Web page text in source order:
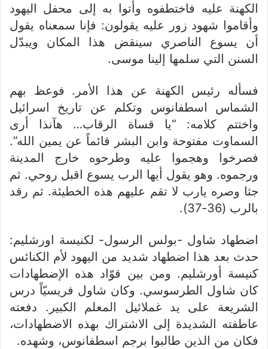
الكهنة عليه فاختطفوه وأتوا به إلى محفل اليهود
وأقاموا شهود زور عليه يقولون: فإنا سمعناه يقول
أن يسوع الناصري سينقض هذا المكان ويبدّل
السنن التي سلمها إلينا موسى.
فسأله رئيس الكهنة عن هذا الأمر. فوعظ بهم
الشماس اسطفانوس وتكلم عن تاريخ اسرائيل
واختتم كلامه: “يا قساة الرقاب… هآنذا أرى
السماوت مفتوحة وابن البشر قائماً عن يمين الله”.
فصرخوا وهجموا عليه وطرحوه خارج المدينة
ورجموه. وهو يقول أيها الرب يسوع اقبل روحي. ثم
جثا وصره يارب لا تقم عليهم هذه الخطيئة. ثم رقد
بالرب (36-37).
اضطهاد شاول -بولس الرسول- لكنيسة اورشليم:
حدث بعد هذا اضطهاد شديد من اليهود لأم الكنائس
كنيسة أورشليم. ومن بين قوّاد هذه الإضطهادات
كان شاول الطرسوسي. وكان شاول فريسيّاً درس
الشريعة على يد غملائيل المعلم الكبير. دفعته
عاطفته الشديدة إلى الاشتراك بهذه الاضطهادات،
فكان من الذين طالبوا برجم اسطفانوس، وشهده.